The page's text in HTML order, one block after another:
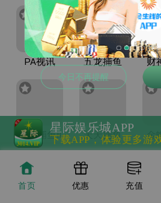
PA视讯 五龙捕鱼 财
龙王捕鱼II 天天捕鱼 金
星际娱乐城APP
下载APP，体验更多游
首页 优惠 充值
今日不再提醒